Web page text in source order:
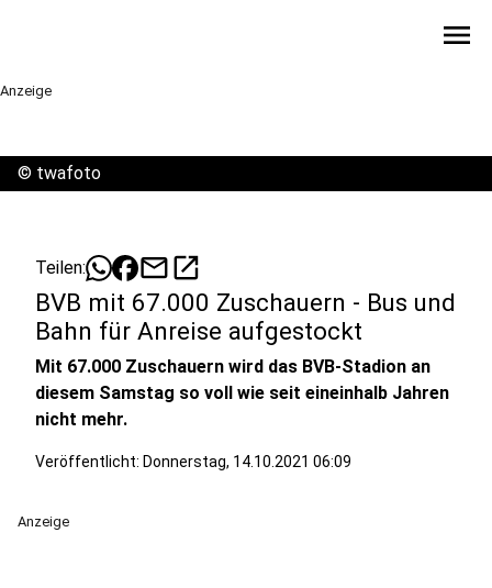
menu
Anzeige
© twafoto
Teilen: mailopen_in_new
BVB mit 67.000 Zuschauern - Bus und
Bahn für Anreise aufgestockt
Mit 67.000 Zuschauern wird das BVB-Stadion an
diesem Samstag so voll wie seit eineinhalb Jahren
nicht mehr.
Veröffentlicht: Donnerstag, 14.10.2021 06:09
Anzeige